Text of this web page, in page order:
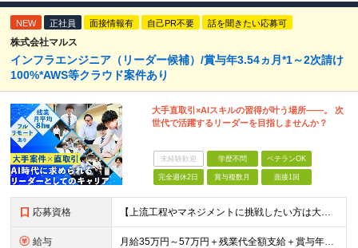
NEW 正社員 面接情報有 自己PR不要 話を聞きたい応募可
株式会社マルス
インフラエンジニア（リーダー候補）/賞与年3.54ヵ月*1～2次請け
100%*AWS等クラウド案件あり
大手直取引×AIスキルの習得が叶う場所――。 次
世代で活躍するリーダーを目指しませんか？
未経験歓迎 学歴不問 ベテランOK
完全週休2日 賞与複数月 面接1回
応募資格 【上流工程やマネジメントに挑戦したい方は大歓迎です！】 ★インフラエンジニアとしての実務経験をお持ちの方 ★上記に加え、下記いずれかに該当する方 ・チームのリーダー／サブリーダーの経験をお持ちの方 ・
給与 月給35万円～57万円＋残業代全額支給＋賞与年3.45ヵ月(リーダー経験者) 月給32万円～43万円＋残業代全額支給＋賞与年3.45ヵ月(実務経験者) 入社時想定年収： 490万円～798万円(リー